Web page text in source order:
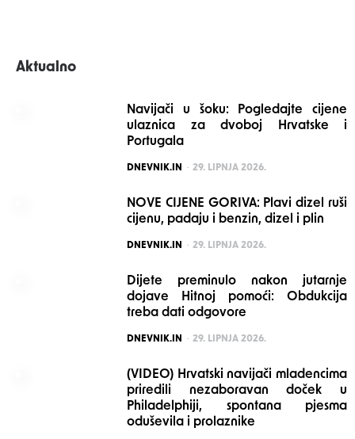
Aktualno
Navijači u šoku: Pogledajte cijene
ulaznica za dvoboj Hrvatske i
Portugala
POSTED
DNEVNIK.IN 29. LIPNJA 2026.
NOVE CIJENE GORIVA: Plavi dizel ruši
cijenu, padaju i benzin, dizel i plin
POSTED
DNEVNIK.IN 29. LIPNJA 2026.
Dijete preminulo nakon jutarnje
dojave Hitnoj pomoći: Obdukcija
treba dati odgovore
POSTED
DNEVNIK.IN 29. LIPNJA 2026.
(VIDEO) Hrvatski navijači mladencima
priredili nezaboravan doček u
Philadelphiji, spontana pjesma
oduševila i prolaznike